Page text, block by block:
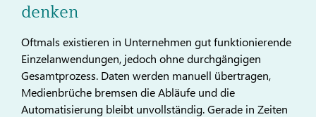
denken
Oftmals existieren in Unternehmen gut funktionierende
Einzelanwendungen, jedoch ohne durchgängigen
Gesamtprozess. Daten werden manuell übertragen,
Medienbrüche bremsen die Abläufe und die
Automatisierung bleibt unvollständig. Gerade in Zeiten